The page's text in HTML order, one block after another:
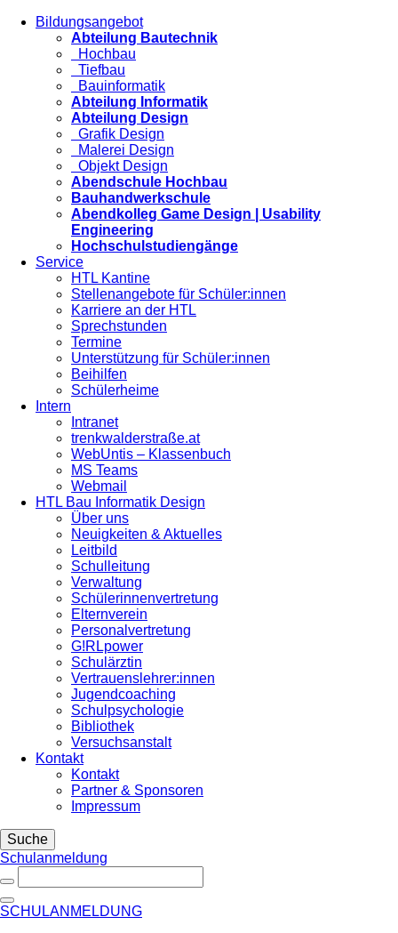
Bildungsangebot
Abteilung Bautechnik
Hochbau
Tiefbau
Bauinformatik
Abteilung Informatik
Abteilung Design
Grafik Design
Malerei Design
Objekt Design
Abendschule Hochbau
Bauhandwerkschule
Abendkolleg Game Design | Usability
Engineering
Hochschulstudiengänge
Service
HTL Kantine
Stellenangebote für Schüler:innen
Karriere an der HTL
Sprechstunden
Termine
Unterstützung für Schüler:innen
Beihilfen
Schülerheime
Intern
Intranet
trenkwalderstraße.at
WebUntis – Klassenbuch
MS Teams
Webmail
HTL Bau Informatik Design
Über uns
Neuigkeiten & Aktuelles
Leitbild
Schulleitung
Verwaltung
Schülerinnenvertretung
Elternverein
Personalvertretung
G!RLpower
Schulärztin
Vertrauenslehrer:innen
Jugendcoaching
Schulpsychologie
Bibliothek
Versuchsanstalt
Kontakt
Kontakt
Partner & Sponsoren
Impressum
Suche
Schulanmeldung
SCHULANMELDUNG